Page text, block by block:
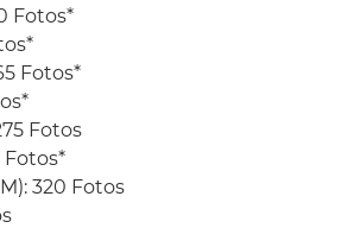
Fotos*
Fotos*
Fotos
Fotos*
320 Fotos